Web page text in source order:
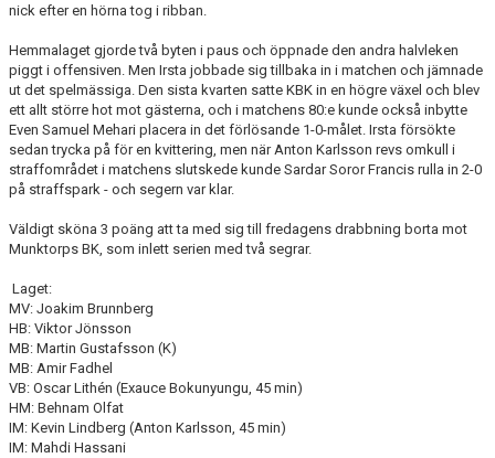
nick efter en hörna tog i ribban.
Hemmalaget gjorde två byten i paus och öppnade den andra halvleken
piggt i offensiven. Men Irsta jobbade sig tillbaka in i matchen och jämnade
ut det spelmässiga. Den sista kvarten satte KBK in en högre växel och blev
ett allt större hot mot gästerna, och i matchens 80:e kunde också inbytte
Even Samuel Mehari placera in det förlösande 1-0-målet. Irsta försökte
sedan trycka på för en kvittering, men när Anton Karlsson revs omkull i
straffområdet i matchens slutskede kunde Sardar Soror Francis rulla in 2-0
på straffspark - och segern var klar.
Väldigt sköna 3 poäng att ta med sig till fredagens drabbning borta mot
Munktorps BK, som inlett serien med två segrar.
Laget:
MV: Joakim Brunnberg
HB: Viktor Jönsson
MB: Martin Gustafsson (K)
MB: Amir Fadhel
VB: Oscar Lithén (Exauce Bokunyungu, 45 min)
HM: Behnam Olfat
IM: Kevin Lindberg (Anton Karlsson, 45 min)
IM: Mahdi Hassani